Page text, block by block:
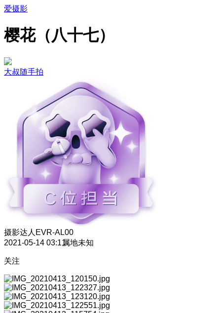
爱摄影
樱花（八十七）
大叔随手拍
摄影达人 EVR-AL00
2021-05-14 03:11属地未知
关注